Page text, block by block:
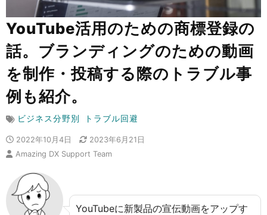
YouTube活用のための商標登録の
話。ブランディングのための動画
を制作・投稿する際のトラブル事
例も紹介。
ビジネス分野別 トラブル回避
2022年10月4日
2023年6月21日
Amazing DX Support Team
YouTubeに新製品の宣伝動画をアップす